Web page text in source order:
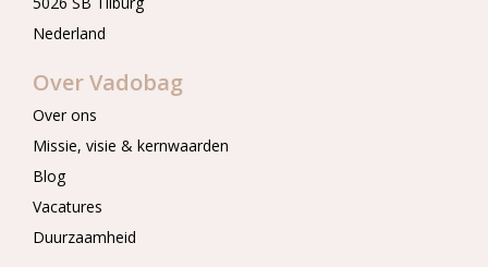
Nederland
Over Vadobag
Over ons
Missie, visie & kernwaarden
Blog
Vacatures
Duurzaamheid